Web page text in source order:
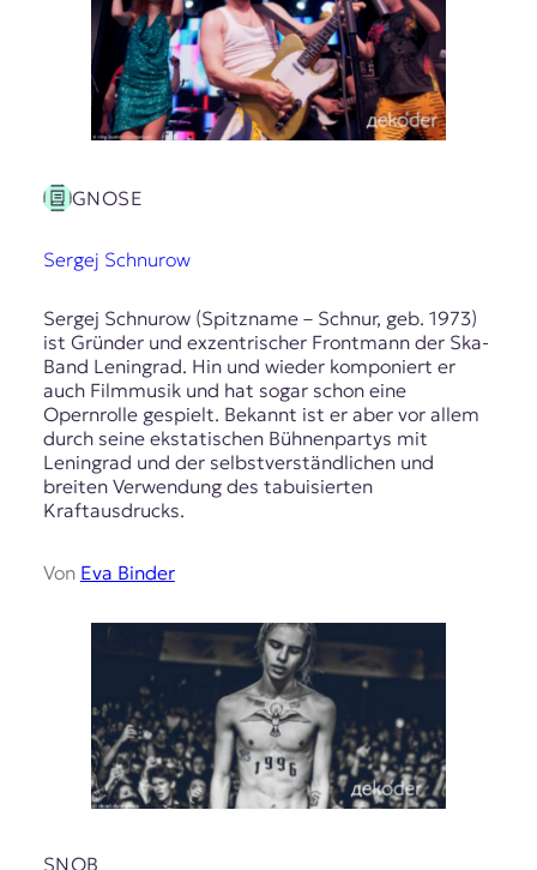
GNOSE
Sergej Schnurow
Sergej Schnurow (Spitzname – Schnur, geb. 1973)
ist Gründer und exzentrischer Frontmann der Ska-
Band Leningrad. Hin und wieder komponiert er
auch Filmmusik und hat sogar schon eine
Opernrolle gespielt. Bekannt ist er aber vor allem
durch seine ekstatischen Bühnenpartys mit
Leningrad und der selbstverständlichen und
breiten Verwendung des tabuisierten
Kraftausdrucks.
Von Eva Binder
SNOB